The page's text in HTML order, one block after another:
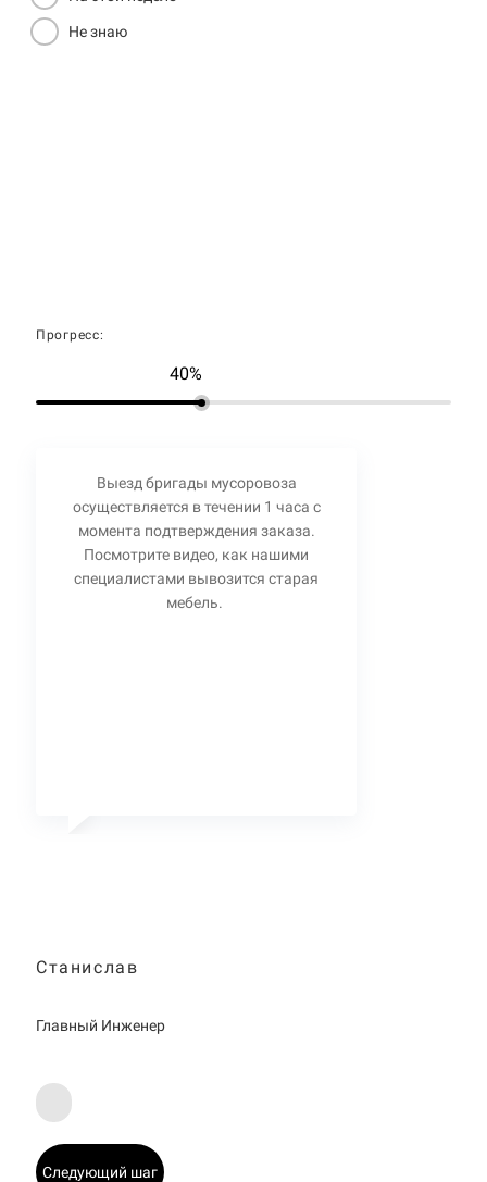
Не знаю
Прогресс:
40%
Выезд бригады мусоровоза
осуществляется в течении 1 часа с
момента подтверждения заказа.
Посмотрите видео, как нашими
специалистами вывозится старая
мебель.
Станислав
Главный Инженер
Следующий шаг